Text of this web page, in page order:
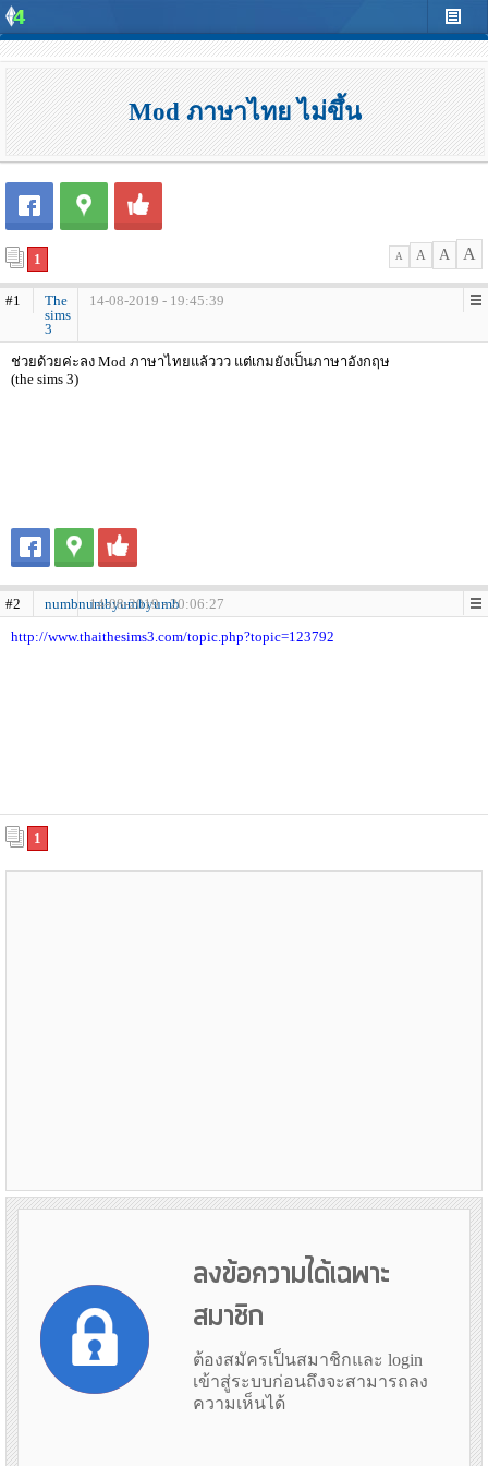
Mod ภาษาไทย ไม่ขึ้น
1 A A A A
#1
The
sims
3
14-08-2019 - 19:45:39
ช่วยด้วยค่ะลง Mod ภาษาไทยแล้ววว แต่เกมยังเป็นภาษาอังกฤษ
(the sims 3)
#2 numbnumbyumbyumb
14-08-2019 - 20:06:27
http://www.thaithesims3.com/topic.php?topic=123792
1
ลงข้อความได้เฉพาะ
สมาชิก
ต้องสมัครเป็นสมาชิกและ login
เข้าสู่ระบบก่อนถึงจะสามารถลง
ความเห็นได้